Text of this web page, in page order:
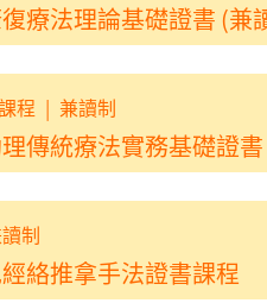
療法理論基礎證書 (兼
程 | 兼讀制
傳統療法實務基礎證
制
絡推拿手法證書課程